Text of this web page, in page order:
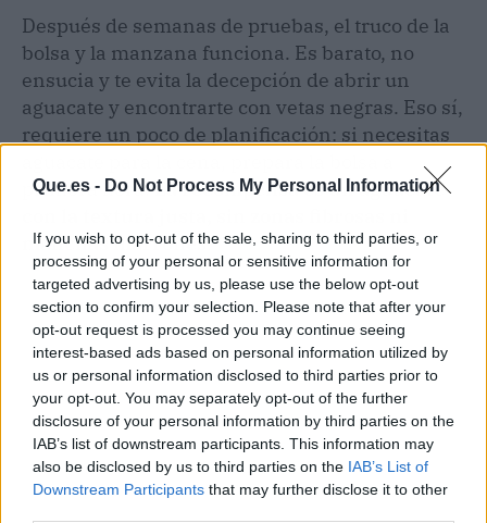
Que.es - Do Not Process My Personal Information
If you wish to opt-out of the sale, sharing to third parties, or
processing of your personal or sensitive information for
targeted advertising by us, please use the below opt-out
section to confirm your selection. Please note that after your
opt-out request is processed you may continue seeing
interest-based ads based on personal information utilized by
us or personal information disclosed to third parties prior to
your opt-out. You may separately opt-out of the further
disclosure of your personal information by third parties on the
IAB’s list of downstream participants. This information may
also be disclosed by us to third parties on the IAB’s List of
Downstream Participants that may further disclose it to other
Después de semanas de pruebas, el truco de la
bolsa y la manzana funciona. Es barato, no
ensucia y te evita la decepción de abrir un
aguacate y encontrarte con vetas negras. Eso sí,
requiere un poco de planificación: si necesitas
primera hora.La recompensa es un aguacate
manchas marrones.